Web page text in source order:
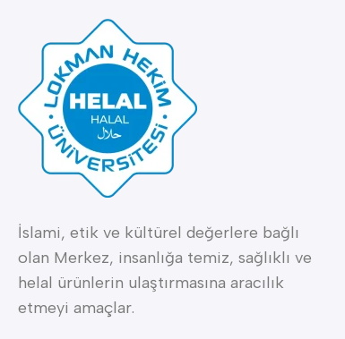
İslami, etik ve kültürel değerlere bağlı
olan Merkez, insanlığa temiz, sağlıklı ve
helal ürünlerin ulaştırmasına aracılık
etmeyi amaçlar.